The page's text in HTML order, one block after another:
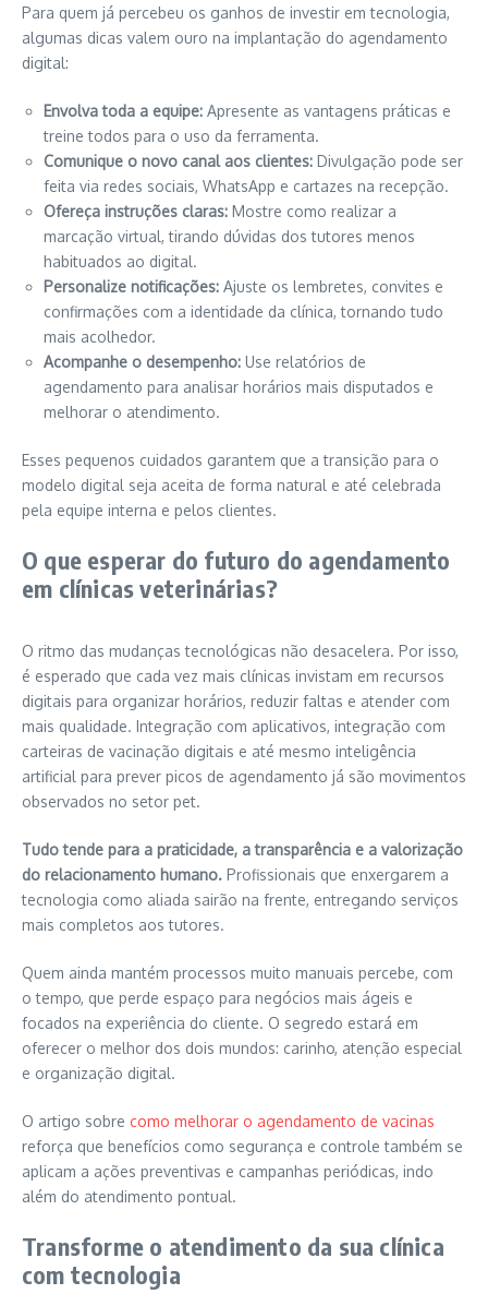
Para quem já percebeu os ganhos de investir em tecnologia,
algumas dicas valem ouro na implantação do agendamento
digital:
Envolva toda a equipe: Apresente as vantagens práticas e
treine todos para o uso da ferramenta.
Comunique o novo canal aos clientes: Divulgação pode ser
feita via redes sociais, WhatsApp e cartazes na recepção.
Ofereça instruções claras: Mostre como realizar a
marcação virtual, tirando dúvidas dos tutores menos
habituados ao digital.
Personalize notificações: Ajuste os lembretes, convites e
confirmações com a identidade da clínica, tornando tudo
mais acolhedor.
Acompanhe o desempenho: Use relatórios de
agendamento para analisar horários mais disputados e
melhorar o atendimento.
Esses pequenos cuidados garantem que a transição para o
modelo digital seja aceita de forma natural e até celebrada
pela equipe interna e pelos clientes.
O que esperar do futuro do agendamento
em clínicas veterinárias?
O ritmo das mudanças tecnológicas não desacelera. Por isso,
é esperado que cada vez mais clínicas invistam em recursos
digitais para organizar horários, reduzir faltas e atender com
mais qualidade. Integração com aplicativos, integração com
carteiras de vacinação digitais e até mesmo inteligência
artificial para prever picos de agendamento já são movimentos
observados no setor pet.
Tudo tende para a praticidade, a transparência e a valorização
do relacionamento humano. Profissionais que enxergarem a
tecnologia como aliada sairão na frente, entregando serviços
mais completos aos tutores.
Quem ainda mantém processos muito manuais percebe, com
o tempo, que perde espaço para negócios mais ágeis e
focados na experiência do cliente. O segredo estará em
oferecer o melhor dos dois mundos: carinho, atenção especial
e organização digital.
O artigo sobre como melhorar o agendamento de vacinas
reforça que benefícios como segurança e controle também se
aplicam a ações preventivas e campanhas periódicas, indo
além do atendimento pontual.
Transforme o atendimento da sua clínica
com tecnologia